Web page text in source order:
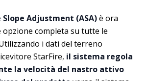
Slope Adjustment (ASA)è ora
opzione completa su tutte le
i dati del terreno
StarFire, il sistema regola
la velocità del nastro attivo